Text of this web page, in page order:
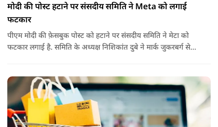
मोदी की पोस्ट हटाने पर संसदीय समिति ने Meta को लगाई
फटकार
पीएम मोदी की फ़ेसबुक पोस्ट को हटाने पर संसदीय समिति ने मेटा को
फटकार लगाई है. समिति के अध्यक्ष निशिकांत दुबे ने मार्क जुकरबर्ग से
पड़ सकता है.